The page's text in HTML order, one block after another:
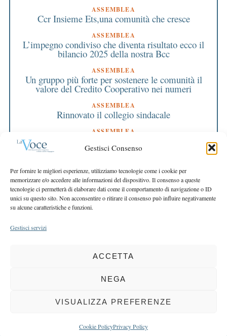
Gestisci Consenso
Per fornire le migliori esperienze, utilizziamo tecnologie come i cookie per
memorizzare e/o accedere alle informazioni del dispositivo. Il consenso a queste
tecnologie ci permetterà di elaborare dati come il comportamento di navigazione o ID
unici su questo sito. Non acconsentire o ritirare il consenso può influire negativamente
su alcune caratteristiche e funzioni.
Gestisci servizi
ACCETTA
NEGA
VISUALIZZA PREFERENZE
Cookie PolicyPrivacy Policy
ASSEMBLEA
Ccr Insieme Ets,una comunità che cresce
ASSEMBLEA
L’impegno condiviso che diventa risultato ecco il
bilancio 2025 della nostra Bcc
ASSEMBLEA
Un gruppo più forte per sostenere le comunità il
valore del Credito Cooperativo nei numeri
ASSEMBLEA
Rinnovato il collegio sindacale
ASSEMBLEA
Bilancio approvato all’unanimità e 2 milioni
destinati al territorio
EDITORIALE DIRETTORE
Crescere restando riconoscibili
EDITORIALE PRESIDENTE
Costruire futuro insieme
COPYRIGHT 2025 LA VOCE |PRIVACY
BCC DI BUSTO GAROLFO E BUGUGGIATE